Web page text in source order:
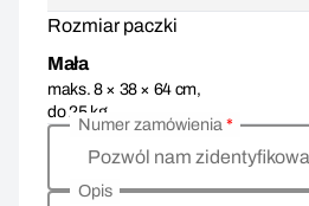
Rozmiar paczki
Mała
maks. 8 × 38 × 64 cm,
do 25 kg
Pozwól nam
Numer zamówienia*
Opis